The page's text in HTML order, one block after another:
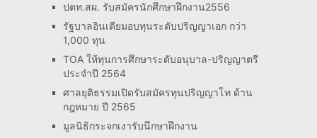
ปตท.สผ. รับสมัครนักศึกษาฝึกงาน2556
รัฐบาลอินเดียมอบทุนระดับปริญญาเอก กว่า
1,000 ทุน
TOA ให้ทุนการศึกษาระดับอนุบาล-ปริญญาตรี
ประจำปี 2564
ศาลยุติธรรมเปิดรับสมัครทุนปริญญาโท ด้าน
กฎหมาย ปี 2565
มูลนิธิกระจกเงารับนึกษาฝึกงาน